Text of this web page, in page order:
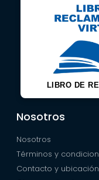
LIBRO DE
Nosotros
Nosotros
Términos y
Contacto y ubicación